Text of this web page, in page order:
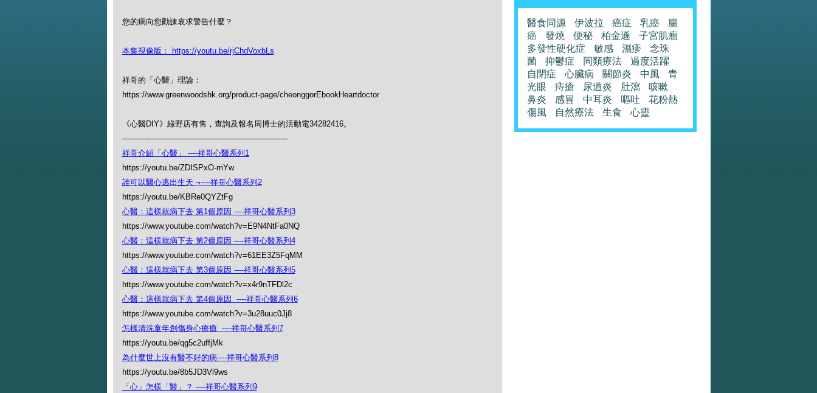
您的病向您勸諫哀求警告什麼？
本集視像版： https://youtu.be/rjChdVoxbLs
祥哥的「心醫」理論：
https://www.greenwoodshk.org/product-page/cheonggorEbookHeartdoctor
《心醫DIY》綠野店有售，查詢及報名周博士的活動電34282416。
--------------------------------------------------------------------
祥哥介紹「心醫」 ----祥哥心醫系列1
https://youtu.be/ZDISPxO-mYw
誰可以醫心逃出生天 ¬----祥哥心醫系列2
https://youtu.be/KBRe0QYZtFg
心醫：這樣就病下去 第1個原因 ----祥哥心醫系列3
https://www.youtube.com/watch?v=E9N4NtFa0NQ
心醫：這樣就病下去 第2個原因 ----祥哥心醫系列4
https://www.youtube.com/watch?v=61EE3Z5FqMM
心醫：這樣就病下去 第3個原因 ----祥哥心醫系列5
https://www.youtube.com/watch?v=x4r9nTFDl2c
心醫：這樣就病下去 第4個原因 ----祥哥心醫系列6
https://www.youtube.com/watch?v=3u28uuc0Jj8
怎樣清洗童年創傷身心療癒 ----祥哥心醫系列7
https://youtu.be/qg5c2uffjMk
為什麼世上沒有醫不好的病----祥哥心醫系列8
https://youtu.be/8b5JD3Vl9ws
「心」怎樣「醫」？ ----祥哥心醫系列9
醫食同源 伊波拉 癌症 乳癌
腸
癌
發燒 便秘 柏金遜
子宮肌瘤
多發性硬化症
敏感 濕疹
念珠
菌
抑鬱症 同類療法
過度活躍
自閉症
心臟病 關節炎 中風
青
光眼
痔瘡 尿道炎 肚瀉
咳嗽
鼻炎
感冒 中耳炎 嘔吐
花粉熱
傷風
自然療法 生食 心靈